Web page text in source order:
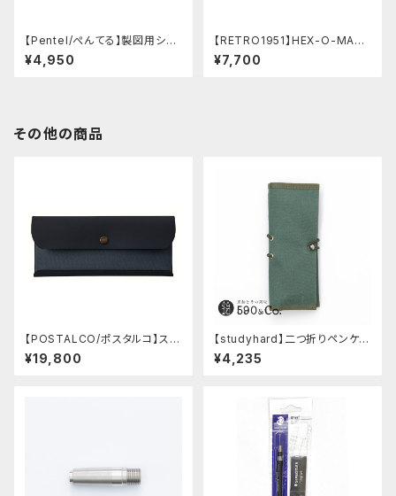
【Pentel/ぺんてる】製図用シャ
ープペンシル 60周年限定3本
セット
¥4,950
【RETRO1951】HEX-O-MATI
Cヘクソマティックシャープペン
シル (シルバー)
¥7,700
その他の商品
【POSTALCO/ポスタルコ】スナ
ップペンケース (Navy Blue)
¥19,800
【studyhard】二つ折りペンケー
ス ミニマムコンパクトサイズ
(アクアブルー)
¥4,235